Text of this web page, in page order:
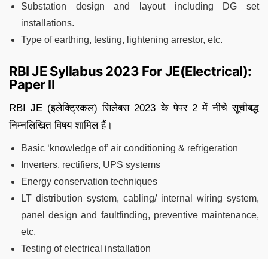
Substation design and layout including DG set
installations.
Type of earthing, testing, lightening arrestor, etc.
RBI JE Syllabus 2023 For JE(Electrical):
Paper II
RBI JE (इलेक्ट्रिकल) सिलेबस 2023 के पेपर 2 में नीचे सूचीबद्ध
निम्नलिखित विषय शामिल हैं।
Basic ‘knowledge of’ air conditioning & refrigeration
Inverters, rectifiers, UPS systems
Energy conservation techniques
LT distribution system, cabling/ internal wiring system,
panel design and faultfinding, preventive maintenance,
etc.
Testing of electrical installation